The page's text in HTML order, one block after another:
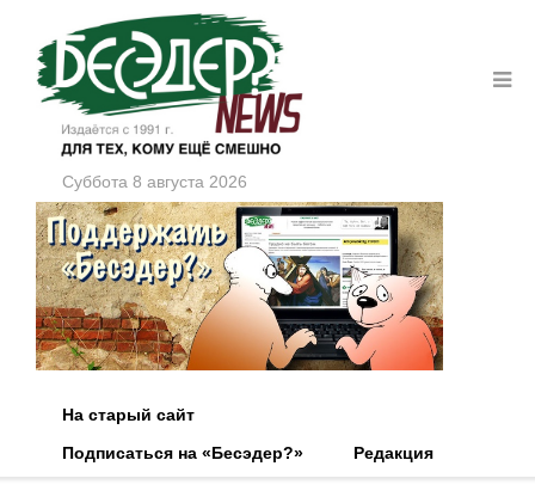
Суббота 8 августа 2026
На старый сайт
Подписаться на «Бесэдер?»
Редакция